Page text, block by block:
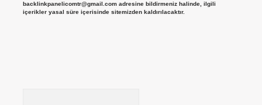
backlinkpanelicomtr@gmail.comadresine bildirmeniz halinde, ilgili
içerikler yasal süre içerisinde sitemizden kaldırılacaktır.